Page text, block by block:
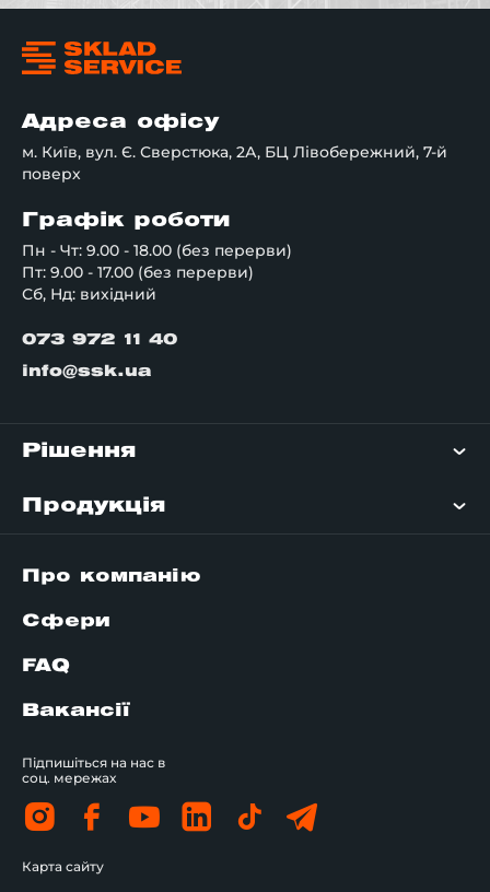
Адреса офісу
м. Київ, вул. Є. Сверстюка, 2А, БЦ Лівобережний, 7-й
поверх
Графік роботи
Пн - Чт: 9.00 - 18.00 (без перерви)
Пт: 9.00 - 17.00 (без перерви)
Сб, Нд: вихідний
073 972 11 40
info@ssk.ua
Рішення
Продукція
Про компанію
Сфери
FAQ
Вакансії
Підпишіться на нас в
соц. мережах
Карта сайту